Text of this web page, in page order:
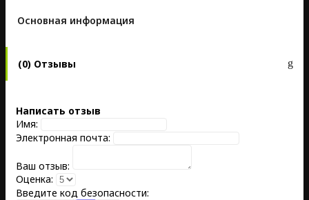
Основная информация
(0) Отзывы
Написать отзыв
Имя:
Электронная почта:
Ваш отзыв:
Оценка:
Введите код безопасности: